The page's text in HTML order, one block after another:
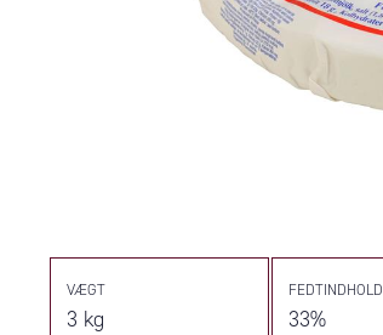
VÆGT
3 kg
FEDTINDHOLD
33%